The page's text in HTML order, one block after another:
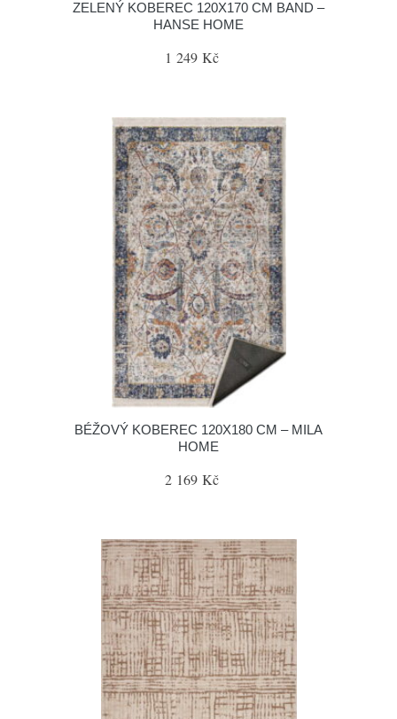
ZELENÝ KOBEREC 120X170 CM BAND –
HANSE HOME
1 249 Kč
BÉŽOVÝ KOBEREC 120X180 CM – MILA
HOME
2 169 Kč